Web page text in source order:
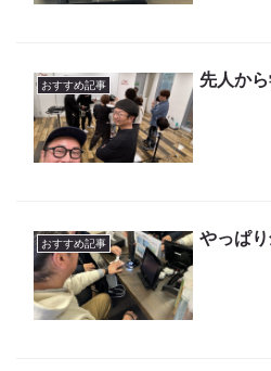
おすすめ記事 先人か
おすすめ記事 やっぱ